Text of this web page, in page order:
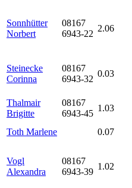
Sonnhütter
Norbert
08167
6943-22
2.06
Steinecke
Corinna
08167
6943-32
0.03
Thalmair
Brigitte
08167
6943-45
1.03
Toth Marlene
0.07
Vogl
Alexandra
08167
6943-39
1.02